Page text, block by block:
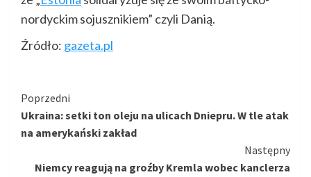
nordyckim sojusznikiem” czyli Danią.
Źródło: gazeta.pl
Kontynuuj
czytanie
Poprzedni
Ukraina: setki ton oleju na ulicach Dniepru. W tle atak
na amerykański zakład
Następny
Niemcy reagują na groźby Kremla wobec kanclerza